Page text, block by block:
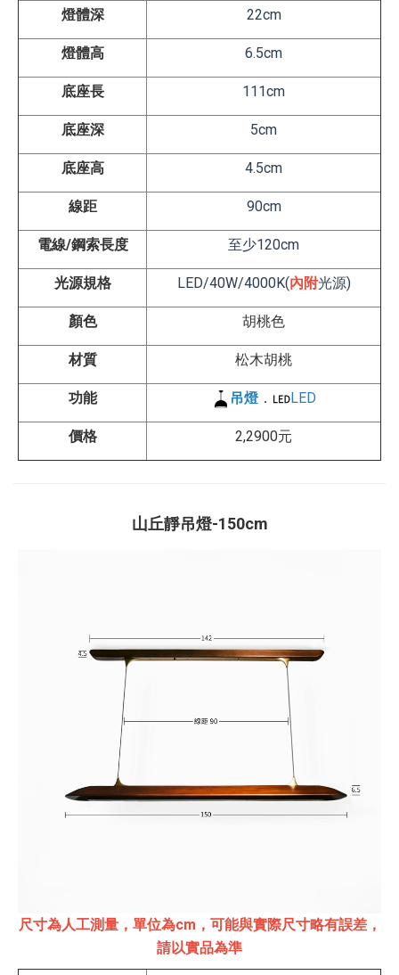
燈體深 22cm
燈體高 6.5cm
底座長 111cm
底座深 5cm
底座高 4.5cm
線距 90cm
電線/鋼索長度 至少120cm
光源規格 LED/40W/4000K(內附光源)
顏色 胡桃色
材質 松木胡桃
功能 吊燈． LED
價格 2,2900元
山丘靜吊燈-150cm
尺寸為人工測量，單位為cm，可能與實際尺寸略有誤差，
請以實品為準